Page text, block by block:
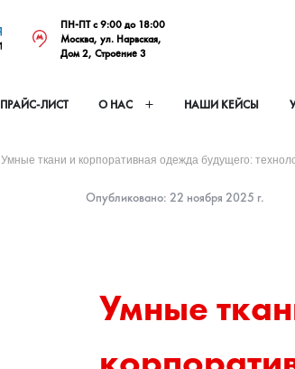
ПН-ПТ с 9:00 до 18:00
Москва, ул. Нарвская,
Дом 2, Строение 3
ПРАЙС-ЛИСТ О НАС НАШИ КЕЙСЫ
Умные ткани и корпоративная одежда будущего:
Опубликовано: 22 ноября 2025 г.
Умные